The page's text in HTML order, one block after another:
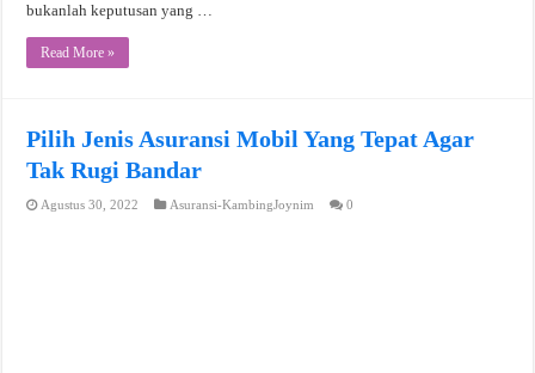
bukanlah keputusan yang …
Read More »
Pilih Jenis Asuransi Mobil Yang Tepat Agar
Tak Rugi Bandar
Agustus 30, 2022 Asuransi-KambingJoynim 0